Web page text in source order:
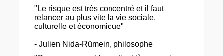
"Le risque est très concentré et il faut
relancer au plus vite la vie sociale,
culturelle et économique"
- Julien Nida-Rümein, philosophe